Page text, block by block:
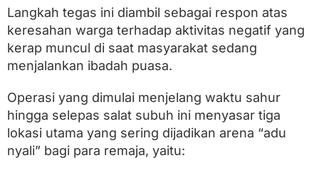
w
u
r
a
d
n
a
l
a
p
Langkah tegas ini diambil sebagai respon atas
keresahan warga terhadap aktivitas negatif yang
kerap muncul di saat masyarakat sedang
menjalankan ibadah puasa.
Operasi yang dimulai menjelang waktu sahur
hingga selepas salat subuh ini menyasar tiga
lokasi utama yang sering dijadikan arena “adu
nyali” bagi para remaja, yaitu: